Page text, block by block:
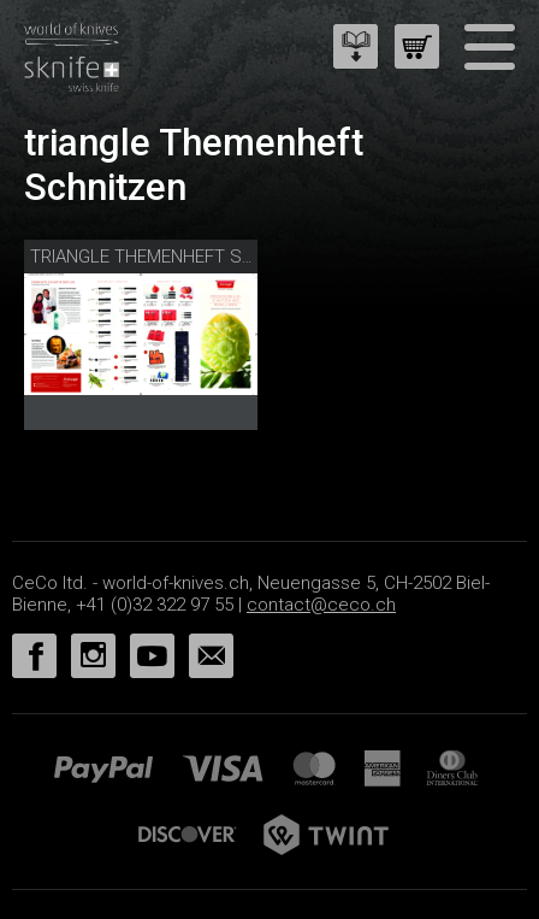
triangle Themenheft
Schnitzen
TRIANGLE THEMENHEFT SCHNITZEN
CeCo ltd. - world-of-knives.ch, Neuengasse 5, CH-2502 Biel-
Bienne, +41 (0)32 322 97 55 | contact@ceco.ch